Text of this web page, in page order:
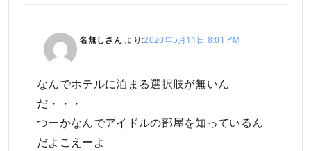
名無しさん より:2020年5月11日 8:01 PM
なんでホテルに泊まる選択肢が無いん
だ・・・
つーかなんでアイドルの部屋を知っているん
だよこえーよ